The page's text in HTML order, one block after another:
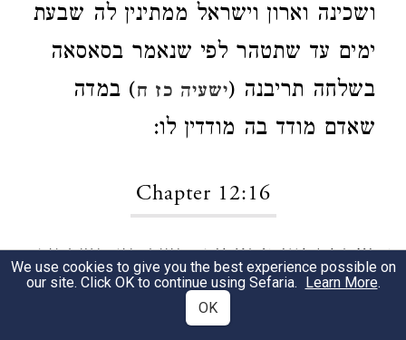
ושכינה וארון וישראל ממתינין לה שבעת
ימים עד שתטהר לפי שנאמר בסאסאה
בשלחה תריבנה (ישעיה כז ח) במדה
שאדם מודד בה מודדין לו:
Chapter 12:16
1 ואחר נסעו מחצרות, כיצד היו השבטים
נוסעין חציין נסעו וחציין לא נסעו שנאמר
We use cookies to give you the best experience possible on
our site. Click OK to continue using Sefaria. Learn More.
OK